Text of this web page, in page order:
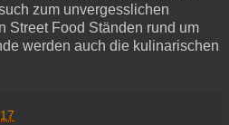
zum unvergesslichen
Street Food Ständen rund um
werden auch die kulinarischen